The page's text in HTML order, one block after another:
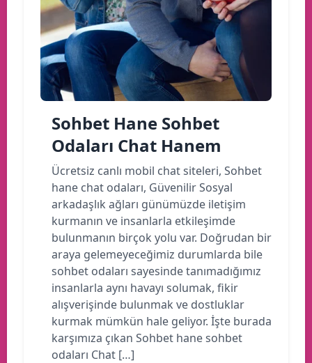
Sohbet Hane Sohbet
Odaları Chat Hanem
Ücretsiz canlı mobil chat siteleri, Sohbet
hane chat odaları, Güvenilir Sosyal
arkadaşlık ağları günümüzde iletişim
kurmanın ve insanlarla etkileşimde
bulunmanın birçok yolu var. Doğrudan bir
araya gelemeyeceğimiz durumlarda bile
sohbet odaları sayesinde tanımadığımız
insanlarla aynı havayı solumak, fikir
alışverişinde bulunmak ve dostluklar
kurmak mümkün hale geliyor. İşte burada
karşımıza çıkan Sohbet hane sohbet
odaları Chat […]